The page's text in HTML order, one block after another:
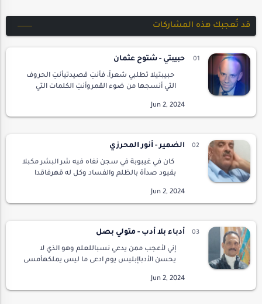
قد تُعجبك هذه المشاركات
حبيبتي - شتوح عثمان
حبيبتيلا تطلبي شعراً، فأنتِ قصيدتيأنتِ الحروف
التي أنسجها من ضوء القمروأنتِ الكلمات التي
الذي يمحو هموميوالبيت الذي يجمع أحلاميفي
عيني…
الضمير - أنور المحرزي
كان في غيبوبة في سجن نفاه فيه شر البشر مكبلا
بقيود صدأة بالظلم والفساد وكل له قهرفاقدا
مذعورا من صاروخ سقط قربه وغدراحدث كوة …
أدباء بلا أدب - متولي بصل
إني لأعجب ممن يدعي نسباللعلم وهو الذي لا
يحسن الأدباإبليس يوم ادعى ما ليس يملكهأمسى
حناجركمإن الحمير تظن نهيقها طرباتمشي عليها
من الأسفار …